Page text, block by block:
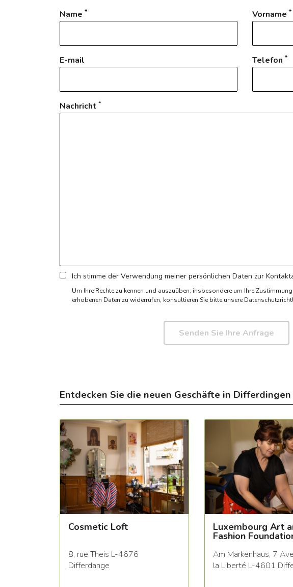
Name * Vorname *
E-mail Telefon *
Nachricht *
Ich stimme der Verwendung meiner persönlichen Daten zur
Um Ihre Rechte zu kennen und auszuüben, insbesondere um Ihre
erhobenen Daten zu widerrufen, konsultieren Sie bitte unsere
Entdecken Sie die neuen Geschäfte in Differdingen
Cosmetic Loft
8, rue Theis L-4676
Differdange
Luxembourg Art
Fashion
Am Markenhaus, 7
la Liberté L-4601